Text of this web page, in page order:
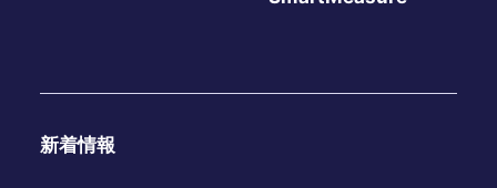
新着情報